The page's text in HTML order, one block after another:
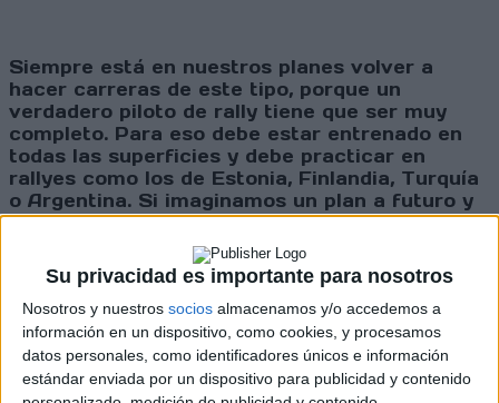
Su privacidad es importante para nosotros
Nosotros y nuestros socios almacenamos y/o accedemos a
información en un dispositivo, como cookies, y procesamos
datos personales, como identificadores únicos e información
estándar enviada por un dispositivo para publicidad y contenido
Siempre está en nuestros planes volver a
hacer carreras de este tipo, porque un
verdadero piloto de rally tiene que ser muy
completo. Para eso debe estar entrenado en
todas las superficies y debe practicar en
rallyes como los de Estonia, Finlandia, Turquía
o Argentina. Si imaginamos un plan a futuro y
eventualmente somos apoyados por un
fabricante, pero esa marca te lleva a disputar
toda una temporada completa, entonces hay
que estar preparado en todas las superficies,
inclusive el asfalto.
- L.M: Estamos ante el Rally de Turquía, un